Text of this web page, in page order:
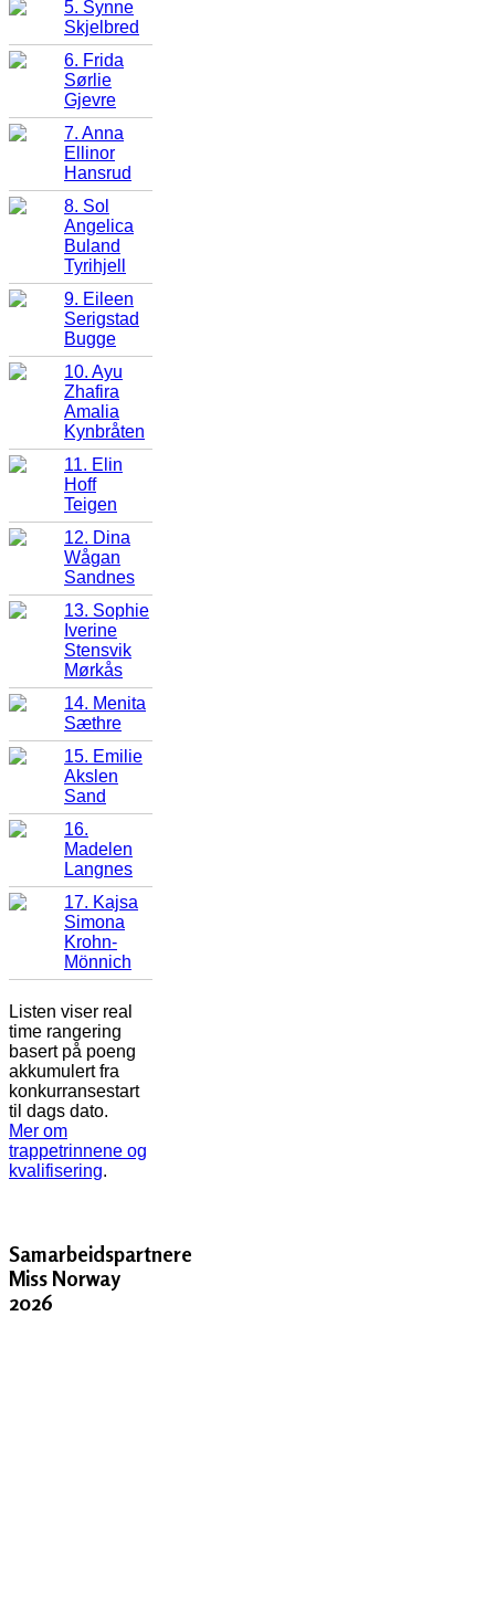
5. Synne
Skjelbred
6. Frida
Sørlie
Gjevre
7. Anna
Ellinor
Hansrud
8. Sol
Angelica
Buland
Tyrihjell
9. Eileen
Serigstad
Bugge
10. Ayu
Zhafira
Amalia
Kynbråten
11. Elin
Hoff
Teigen
12. Dina
Wågan
Sandnes
13. Sophie
Iverine
Stensvik
Mørkås
14. Menita
Sæthre
15. Emilie
Akslen
Sand
16.
Madelen
Langnes
17. Kajsa
Simona
Krohn-
Mönnich
Listen viser real
time rangering
basert på poeng
akkumulert fra
konkurransestart
til dags dato.
Mer om
trappetrinnene og
kvalifisering.
Samarbeidspartnere
Miss Norway
2026